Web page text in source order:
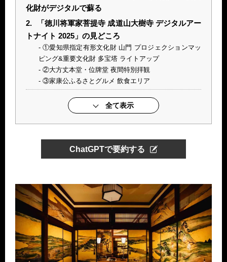
化財がデジタルで蘇る
2.
「徳川将軍家菩提寺 成道山大樹寺 デジタルアー
トナイト 2025」の見どころ
①愛知県指定有形文化財 山門 プロジェクションマッ
ピング&重要文化財 多宝塔 ライトアップ
②大方丈本堂・位牌堂 夜間特別拝観
③家康公ふるさとグルメ 飲食エリア
全て表示
ChatGPTで要約する